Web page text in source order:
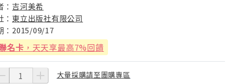
： 吉河美希
： 東立出版社有限公司
： 2015/09/17
名卡 ，天天享最高7%回饋
大量採購請至團購專區